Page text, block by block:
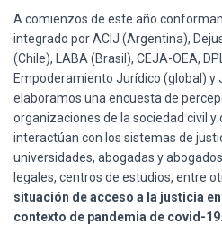
A comienzos de este año
integrado por ACIJ (Argentina),
(Chile), LABA (Brasil), CEJA-OEA,
Empoderamiento Jurídico (global) y
elaboramos una encuesta de
organizaciones de la sociedad civil y
interactúan con los sistemas de
universidades, abogadas y
legales, centros de estudios, entre
situación de acceso a la justicia
contexto de pandemia de covid-19.